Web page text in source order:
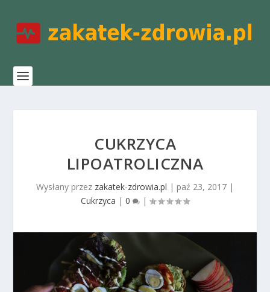
CUKRZYCA
LIPOATROLICZNA
Wysłany przez zakatek-zdrowia.pl | paź 23, 2017 |
Cukrzyca | 0 |